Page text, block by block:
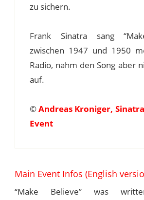
zu sichern.
Frank Sinatra sang
zwischen 1947 und 1950
Radio, nahm den Song aber
auf.
©Andreas Kroniger,
Event
Main Event Infos (English
“Make Believe” was